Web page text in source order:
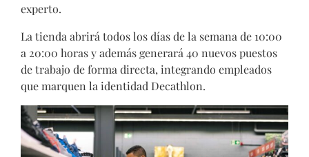
experto.
La tienda abrirá todos los días de la semana de 10:00
a 20:00 horas y además generará 40 nuevos puestos
de trabajo de forma directa, integrando empleados
que marquen la identidad Decathlon.